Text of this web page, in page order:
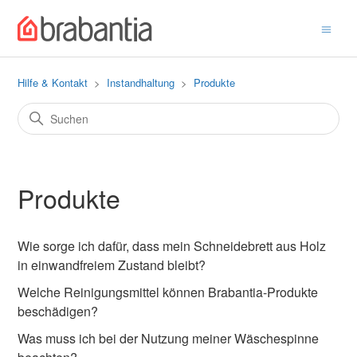
Hilfe & Kontakt Instandhaltung Produkte
Produkte
Wie sorge ich dafür, dass mein Schneidebrett aus Holz
in einwandfreiem Zustand bleibt?
Welche Reinigungsmittel können Brabantia-Produkte
beschädigen?
Was muss ich bei der Nutzung meiner Wäschespinne